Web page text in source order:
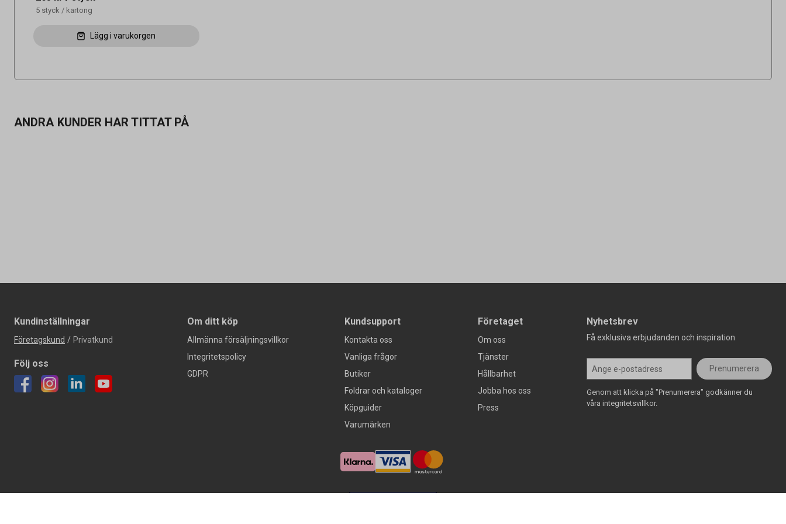
5 styck / kartong
Lägg i varukorgen
ANDRA KUNDER HAR TITTAT PÅ
Kundinställningar
Företagskund / Privatkund
Följ oss
Om ditt köp
Allmänna försäljningsvillkor
Integritetspolicy
GDPR
Kundsupport
Kontakta oss
Vanliga frågor
Butiker
Foldrar och kataloger
Köpguider
Varumärken
Företaget
Om oss
Tjänster
Hållbarhet
Jobba hos oss
Press
Nyhetsbrev
Få exklusiva erbjudanden och inspiration
Prenumerera
Genom att klicka på "Prenumerera" godkänner du
våra integritetsvillkor.